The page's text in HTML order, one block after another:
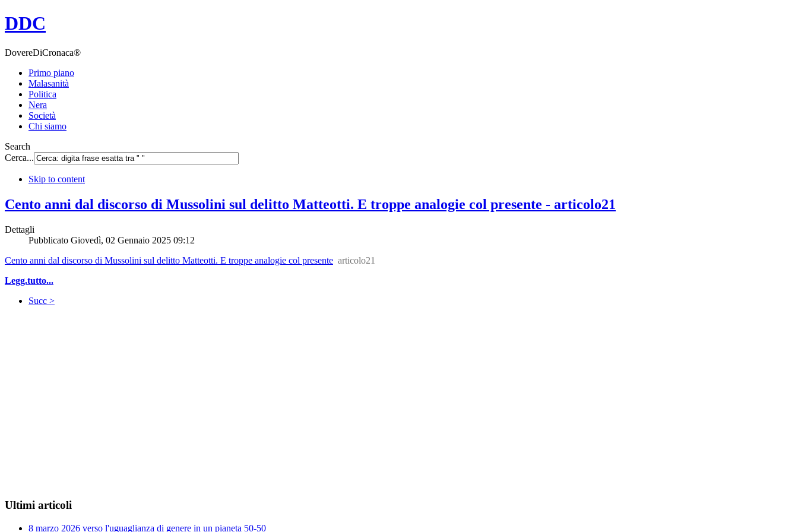
DDC
DovereDiCronaca®
Primo piano
Malasanità
Politica
Nera
Società
Chi siamo
Search
Cerca...
Skip to content
Cento anni dal discorso di Mussolini sul delitto Matteotti. E troppe analogie col presente - articolo21
Dettagli
Pubblicato Giovedì, 02 Gennaio 2025 09:12
Cento anni dal discorso di Mussolini sul delitto Matteotti. E troppe analogie col presente articolo21
Legg.tutto...
Succ >
Ultimi articoli
8 marzo 2026 verso l'uguaglianza di genere in un pianeta 50-50